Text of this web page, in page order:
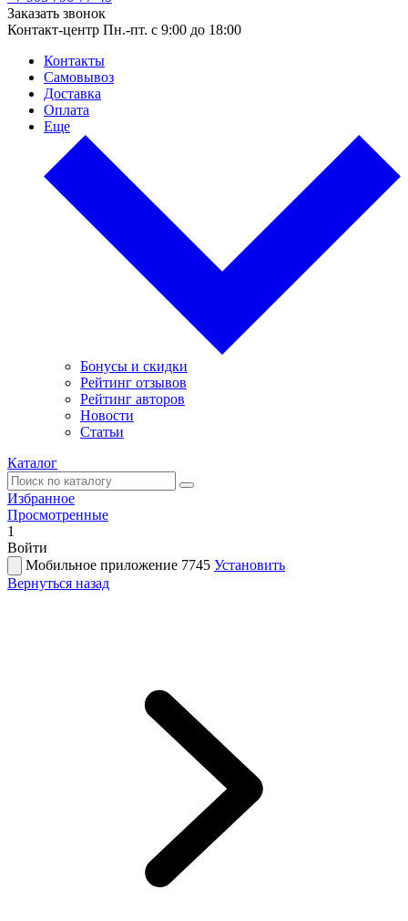
Заказать звонок
Контакт-центр Пн.-пт. с 9:00 до 18:00
Контакты
Самовывоз
Доставка
Оплата
Еще
Бонусы и скидки
Рейтинг отзывов
Рейтинг авторов
Новости
Статьи
Каталог
Избранное
Просмотренные
1
Войти
Мобильное приложение 7745 Установить
Вернуться назад